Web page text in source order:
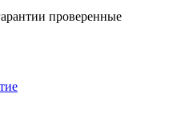
проверенные